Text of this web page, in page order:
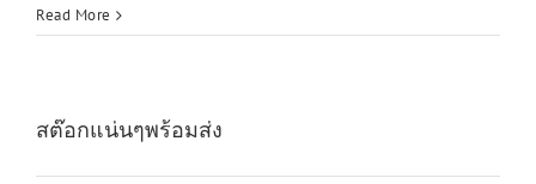
Read More
สต๊อกแน่นๆพร้อมส่ง